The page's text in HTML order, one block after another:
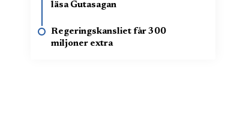
läsa Gutasagan
Regeringskansliet får 300
miljoner extra